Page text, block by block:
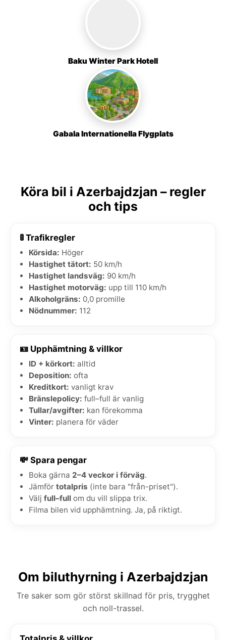
Baku Winter Park Hotell
Gabala Internationella Flygplats
Köra bil i Azerbajdzjan – regler
och tips
🚦 Trafikregler
Körsida: Höger
Hastighet tätort: 50 km/h
Hastighet landsväg: 90 km/h
Hastighet motorväg: upp till 110 km/h
Alkoholgräns: 0,0 promille
Nödnummer: 112
🪪 Upphämtning & villkor
ID + körkort: alltid
Deposition: ofta
Kreditkort: vanligt krav
Bränslepolicy: full–full är vanlig
Tullar/avgifter: kan förekomma
Vinter: planera för väder
💸 Spara pengar
Boka gärna 2–4 veckor i förväg.
Jämför totalpris (inte bara "från-priset").
Välj full–full om du vill slippa trix.
Filma bilen vid upphämtning. Ja, på riktigt.
Om biluthyrning i Azerbajdzjan
Tre saker som gör störst skillnad för pris, trygghet
och noll-trassel.